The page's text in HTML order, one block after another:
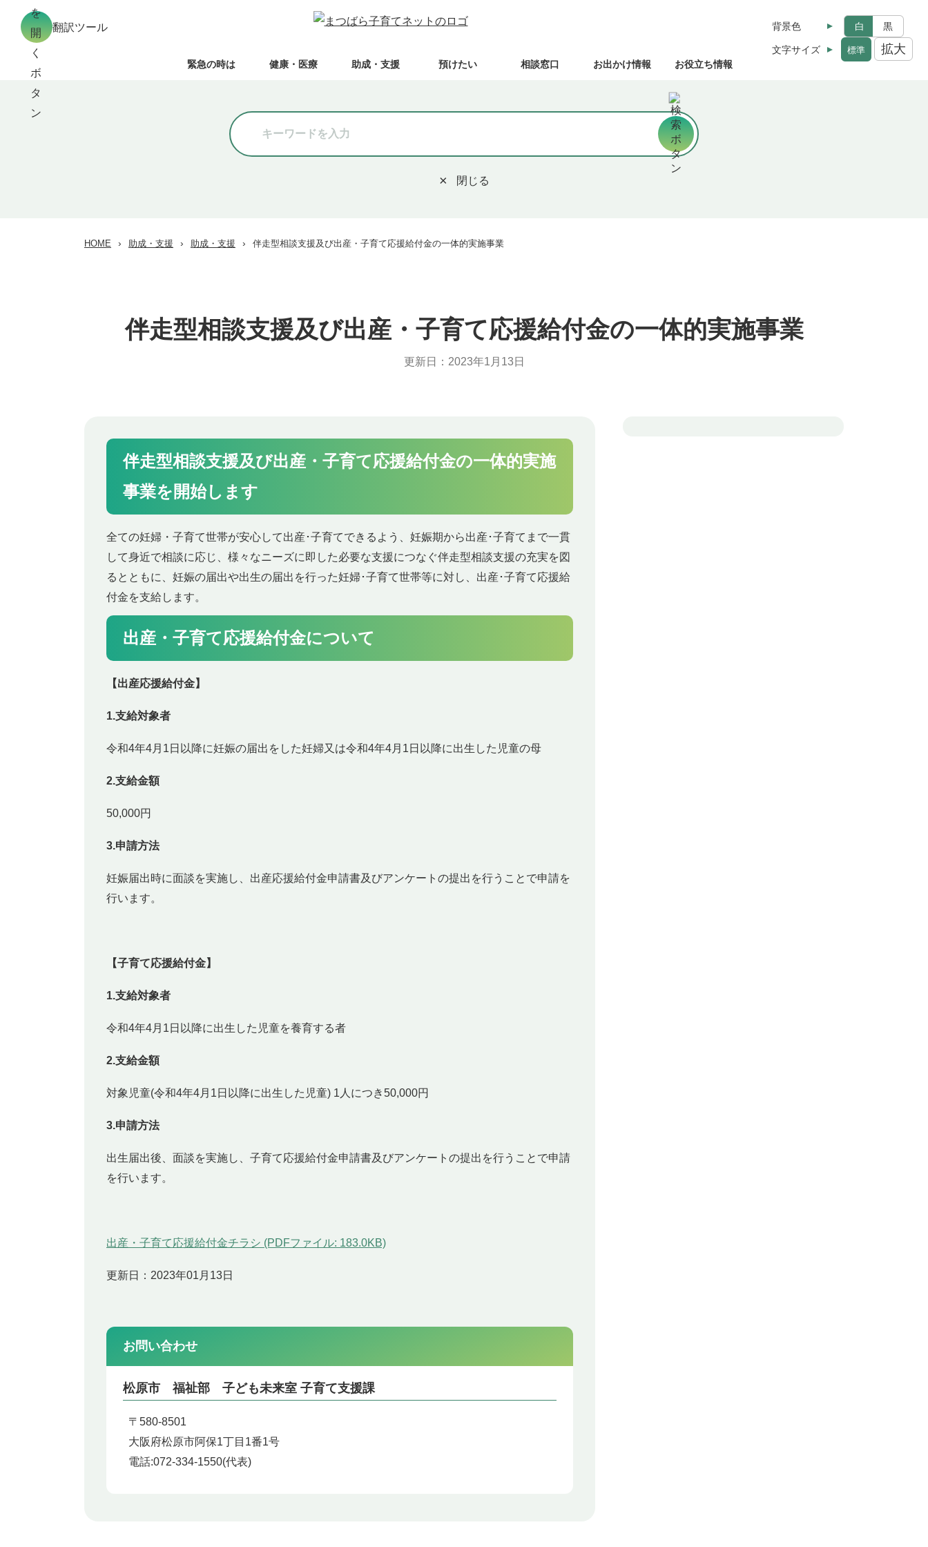
翻訳ツール
緊急の時は 健康・医療 助成・支援 預けたい 相談窓口 お出かけ情報 お役立ち情報
文字サイズ 標準 拡大
背景色 白 黒
閉じる
HOME › 助成・支援 › 助成・支援 › 伴走型相談支援及び出産・子育て応援給付金の一体的実施事業
伴走型相談支援及び出産・子育て応援給付金の一体的実施事業
更新日：2023年1月13日
伴走型相談支援及び出産・子育て応援給付金の一体的実施
事業を開始します
全ての妊婦・子育て世帯が安心して出産･子育てできるよう、妊娠期から出産･子育てまで一貫
して身近で相談に応じ、様々なニーズに即した必要な支援につなぐ伴走型相談支援の充実を図
るとともに、妊娠の届出や出生の届出を行った妊婦･子育て世帯等に対し、出産･子育て応援給
付金を支給します。
出産・子育て応援給付金について
【出産応援給付金】
1.支給対象者
令和4年4月1日以降に妊娠の届出をした妊婦又は令和4年4月1日以降に出生した児童の母
2.支給金額
50,000円
3.申請方法
妊娠届出時に面談を実施し、出産応援給付金申請書及びアンケートの提出を行うことで申請を
行います。
【子育て応援給付金】
1.支給対象者
令和4年4月1日以降に出生した児童を養育する者
2.支給金額
対象児童(令和4年4月1日以降に出生した児童) 1人につき50,000円
3.申請方法
出生届出後、面談を実施し、子育て応援給付金申請書及びアンケートの提出を行うことで申請
を行います。
出産・子育て応援給付金チラシ (PDFファイル: 183.0KB)
更新日：2023年01月13日
お問い合わせ
松原市 福祉部 子ども未来室 子育て支援課
〒580-8501
大阪府松原市阿保1丁目1番1号
電話:072-334-1550(代表)